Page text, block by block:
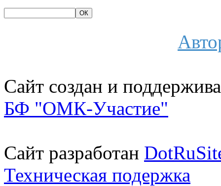
Сайт создан и
БФ "ОМК-Участие"
Сайт разработан
Техническая подержка